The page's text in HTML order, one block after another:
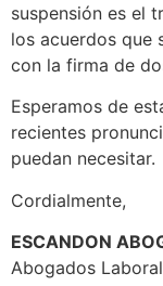
suspensión es el
los acuerdos que
con la firma de
Esperamos de
recientes
puedan necesitar.
Cordialmente,
ESCANDON
Abogados